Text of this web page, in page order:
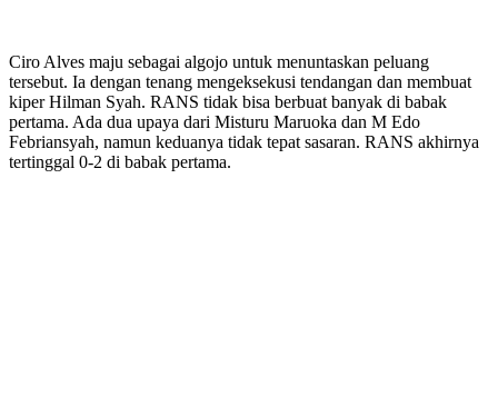
Ciro Alves maju sebagai algojo untuk menuntaskan peluang
tersebut. Ia dengan tenang mengeksekusi tendangan dan membuat
kiper Hilman Syah. RANS tidak bisa berbuat banyak di babak
pertama. Ada dua upaya dari Misturu Maruoka dan M Edo
Febriansyah, namun keduanya tidak tepat sasaran. RANS akhirnya
tertinggal 0-2 di babak pertama.